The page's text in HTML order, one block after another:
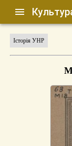
Історія УНР